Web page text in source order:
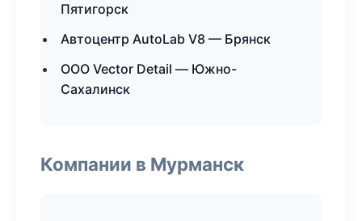
Пятигорск
Автоцентр AutoLab V8 — Брянск
ООО Vector Detail — Южно-
Сахалинск
Компании в Мурманск